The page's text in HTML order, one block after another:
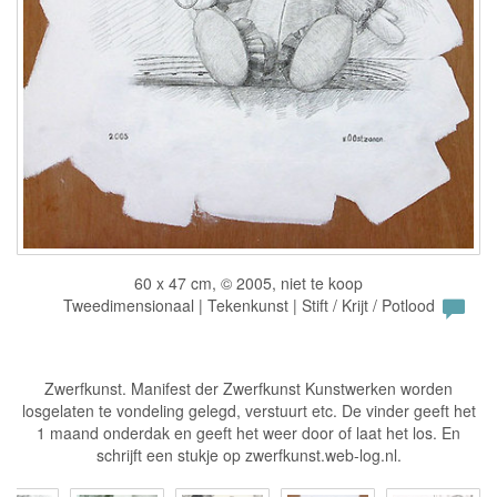
60 x 47 cm, © 2005, niet te koop
Tweedimensionaal | Tekenkunst | Stift / Krijt / Potlood
Zwerfkunst. Manifest der Zwerfkunst Kunstwerken worden
losgelaten te vondeling gelegd, verstuurt etc. De vinder geeft het
1 maand onderdak en geeft het weer door of laat het los. En
schrijft een stukje op zwerfkunst.web-log.nl.